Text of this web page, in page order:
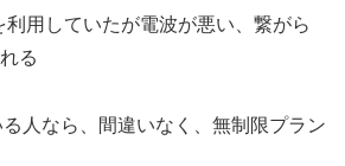
用していたが電波が悪い、繋がら
る
人なら、間違いなく、無制限プラン